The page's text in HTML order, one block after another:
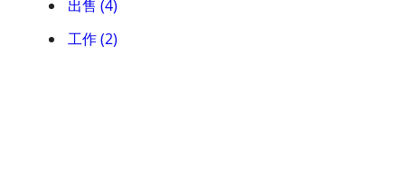
出售 (4)
工作 (2)